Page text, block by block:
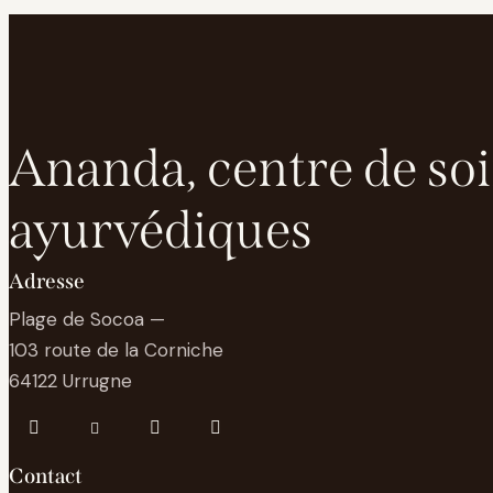
Ananda, centre de
ayurvédiques
Adresse
Plage de Socoa —
103 route de la Corniche
64122 Urrugne
Contact